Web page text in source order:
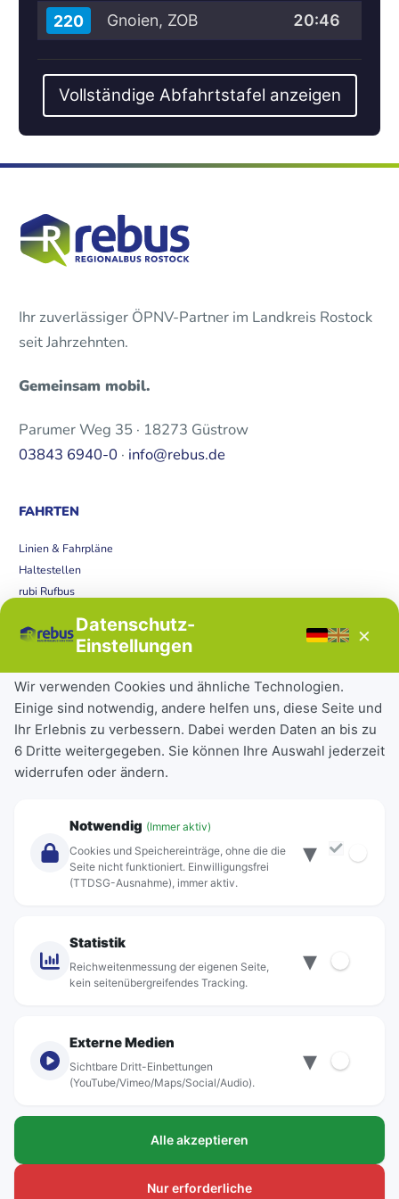
220 Gnoien, ZOB 20:46
Vollständige Abfahrtstafel anzeigen
Ihr zuverlässiger ÖPNV-Partner im Landkreis Rostock
seit Jahrzehnten.
Gemeinsam mobil.
Parumer Weg 35 · 18273 Güstrow
03843 6940-0 · info@rebus.de
FAHRTEN
Linien & Fahrpläne
Haltestellen
rubi Rufbus
Störungen
Tickets & Tarife
Deutschlandticket
Schülerkarte
Einzeltickets
Abonnements
Über Rebus
Standorte
© rebus Regionalbus Rostock GmbH
Datenschutz-
Einstellungen
×
Wir verwenden Cookies und ähnliche Technologien.
Einige sind notwendig, andere helfen uns, diese Seite und
Ihr Erlebnis zu verbessern. Dabei werden Daten an bis zu
6 Dritte weitergegeben. Sie können Ihre Auswahl jederzeit
widerrufen oder ändern.
Notwendig (Immer aktiv)
Cookies und Speichereinträge, ohne die die
Seite nicht funktioniert. Einwilligungsfrei
(TTDSG-Ausnahme), immer aktiv.
▾
Statistik
Reichweitenmessung der eigenen Seite,
kein seitenübergreifendes Tracking.
▾
Externe Medien
Sichtbare Dritt-Einbettungen
(YouTube/Vimeo/Maps/Social/Audio).
▾
Alle akzeptieren
Nur erforderliche